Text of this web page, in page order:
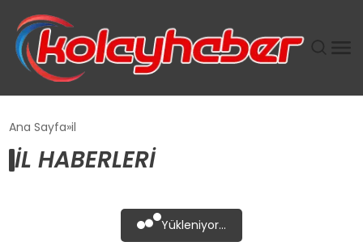
SUWEN’IN İSTIHDAM MODELI EKONOMIDE KADIN
TANYER YAPI ZEMIN MÜHENDISLIĞINDE HEDEF
Ana Sayfa il
IL HABERLERI
Yükleniyor...